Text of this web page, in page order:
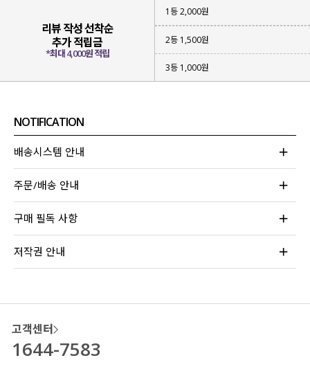
리뷰 작성 선착순
추가 적립금
*최대 4,000원 적립
1등 2,000원
2등 1,500원
3등 1,000원
NOTIFICATION
배송시스템 안내
주문/배송 안내
구매 필독 사항
저작권 안내
고객센터
1644-7583